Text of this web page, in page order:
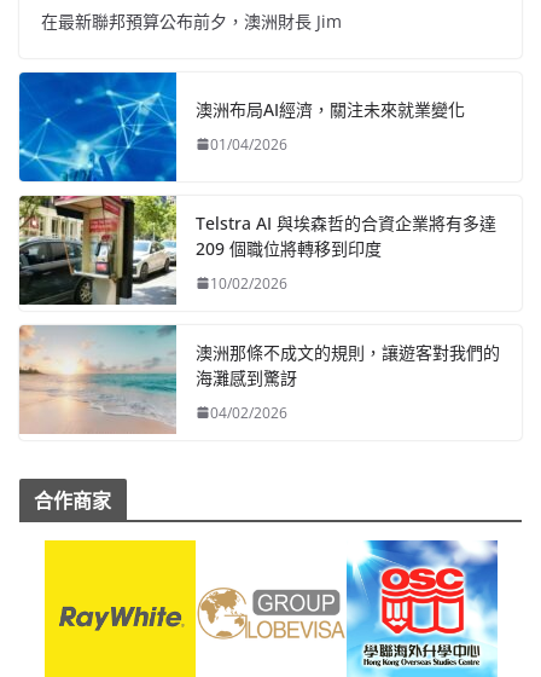
在最新聯邦預算公布前夕，澳洲財長 Jim
澳洲布局AI經濟，關注未來就業變化
01/04/2026
Telstra AI 與埃森哲的合資企業將有多達
209 個職位將轉移到印度
10/02/2026
澳洲那條不成文的規則，讓遊客對我們的
海灘感到驚訝
04/02/2026
合作商家